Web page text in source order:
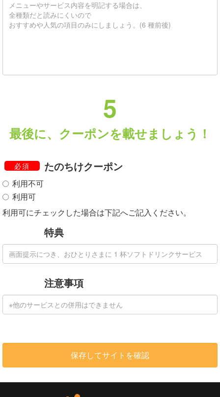
5
最後に、クーポンを載せましょう！
必須 たのちけクーポン
利用不可
利用可
利用可にチェックした場合は下記へご記入ください。
特典
注意事項